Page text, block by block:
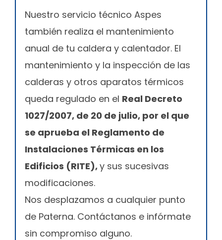
Nuestro servicio técnico Aspes
también realiza el mantenimiento
anual de tu caldera y calentador. El
mantenimiento y la inspección de las
calderas y otros aparatos térmicos
queda regulado en el Real Decreto
1027/2007, de 20 de julio, por el que
se aprueba el Reglamento de
Instalaciones Térmicas en los
Edificios (RITE),y sus sucesivas
modificaciones.
Nos desplazamos a cualquier punto
de Paterna. Contáctanos e infórmate
sin compromiso alguno.